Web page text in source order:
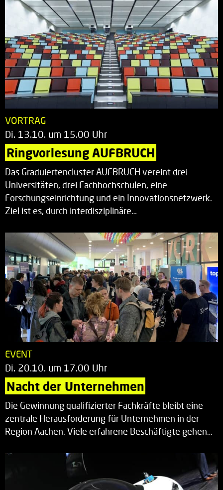
VORTRAG
Di. 13.10. um 15.00 Uhr
Ringvorlesung AUFBRUCH
Das Graduiertencluster AUFBRUCH vereint drei
Universitäten, drei Fachhochschulen, eine
Forschungseinrichtung und ein Innovationsnetzwerk.
Ziel ist es, durch interdisziplinäre…
EVENT
Di. 20.10. um 17.00 Uhr
Nacht der Unternehmen
Die Gewinnung qualifizierter Fachkräfte bleibt eine
zentrale Herausforderung für Unternehmen in der
Region Aachen. Viele erfahrene Beschäftigte gehen…